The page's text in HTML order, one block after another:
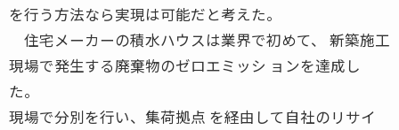
を行う方法なら実現は可能だと考えた。
住宅メーカーの積水ハウスは業界で初めて、 新築施工
現場で発生する廃棄物のゼロエミッシ ョンを達成し
た。
現場で分別を行い、集荷拠点 を経由して自社のリサイ